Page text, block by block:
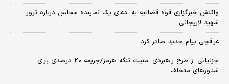
واکنش خبرگزاری قوه قضائیه به ادعای یک نماینده مجلس درباره ترور
شهید لاریجانی
عراقچی پیام جدید صادر کرد
جزئیاتی از طرح راهبردی امنیت تنگه هرمز/جریمه ۲۰ درصدی برای
شناورهای متخلف